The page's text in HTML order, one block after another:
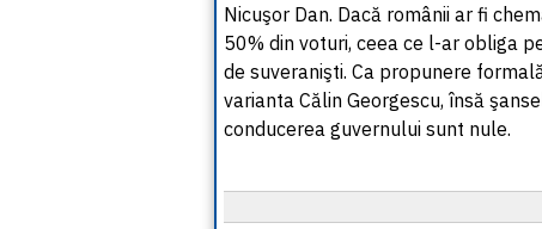
Nicuşor Dan. Dacă românii ar fi
50% din voturi, ceea ce l-ar obliga
de suveranişti. Ca propunere
varianta Călin Georgescu, însă
conducerea guvernului sunt nule.